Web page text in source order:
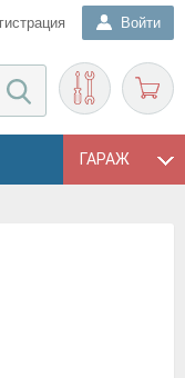
Войти
ГАРАЖ